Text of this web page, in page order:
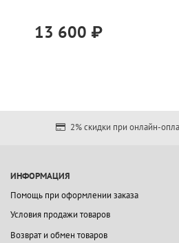
13 600 ₽
2% скидки при онлайн-
ИНФОРМАЦИЯ
Помощь при оформлении заказа
Условия продажи товаров
Возврат и обмен товаров